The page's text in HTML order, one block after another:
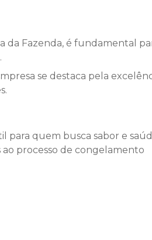
da Fazenda, é fundamental
se destaca pela
para quem busca sabor e
processo de congelamento